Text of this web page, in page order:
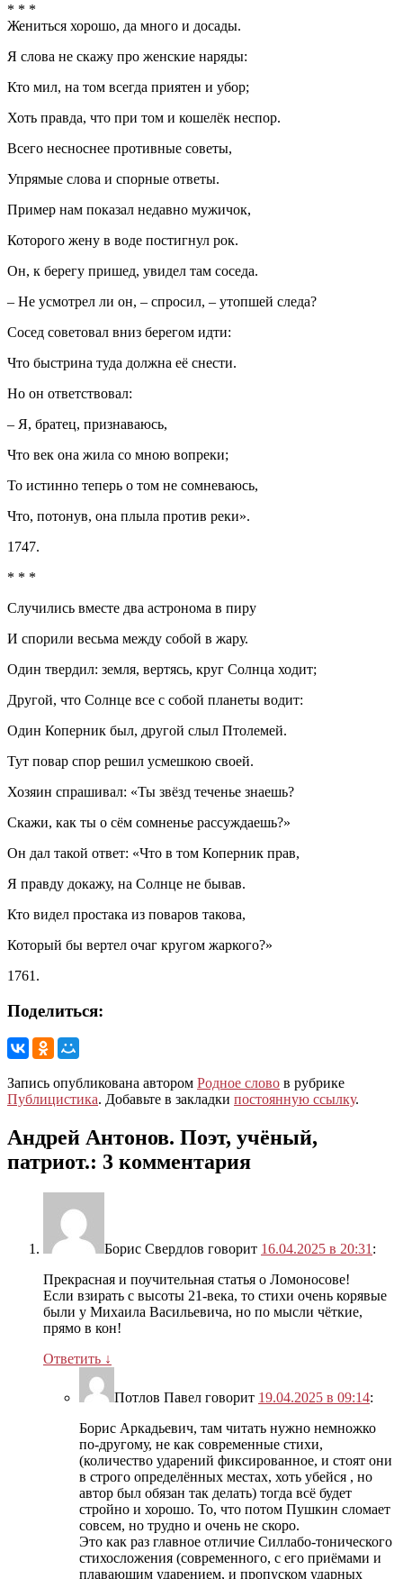
* * *
Жениться хорошо, да много и досады.
Я слова не скажу про женские наряды:
Кто мил, на том всегда приятен и убор;
Хоть правда, что при том и кошелёк неспор.
Всего несноснее противные советы,
Упрямые слова и спорные ответы.
Пример нам показал недавно мужичок,
Которого жену в воде постигнул рок.
Он, к берегу пришед, увидел там соседа.
– Не усмотрел ли он, – спросил, – утопшей следа?
Сосед советовал вниз берегом идти:
Что быстрина туда должна её снести.
Но он ответствовал:
– Я, братец, признаваюсь,
Что век она жила со мною вопреки;
То истинно теперь о том не сомневаюсь,
Что, потонув, она плыла против реки».
1747.
* * *
Случились вместе два астронома в пиру
И спорили весьма между собой в жару.
Один твердил: земля, вертясь, круг Солнца ходит;
Другой, что Солнце все с собой планеты водит:
Один Коперник был, другой слыл Птолемей.
Тут повар спор решил усмешкою своей.
Хозяин спрашивал: «Ты звёзд теченье знаешь?
Скажи, как ты о сём сомненье рассуждаешь?»
Он дал такой ответ: «Что в том Коперник прав,
Я правду докажу, на Солнце не бывав.
Кто видел простака из поваров такова,
Который бы вертел очаг кругом жаркого?»
1761.
Поделиться:
Запись опубликована автором Родное слово в рубрике
Публицистика. Добавьте в закладки постоянную ссылку.
Андрей Антонов. Поэт, учёный,
патриот.: 3 комментария
Борис Свердлов говорит 16.04.2025 в 20:31 :
Прекрасная и поучительная статья о Ломоносове!
Если взирать с высоты 21-века, то стихи очень корявые
были у Михаила Васильевича, но по мысли чёткие,
прямо в кон!
Ответить ↓
Потлов Павел говорит 19.04.2025 в 09:14:
Борис Аркадьевич, там читать нужно немножко
по-другому, не как современные стихи,
(количество ударений фиксированное, и стоят они
в строго определённых местах, хоть убейся , но
автор был обязан так делать) тогда всё будет
стройно и хорошо. То, что потом Пушкин сломает
совсем, но трудно и очень не скоро.
Это как раз главное отличие Силлабо-тонического
стихосложения (современного, с его приёмами и
плавающим ударением, и пропуском ударных